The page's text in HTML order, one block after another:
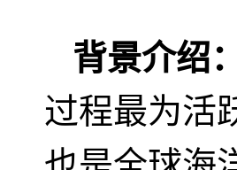
背景介绍：
过程最为活